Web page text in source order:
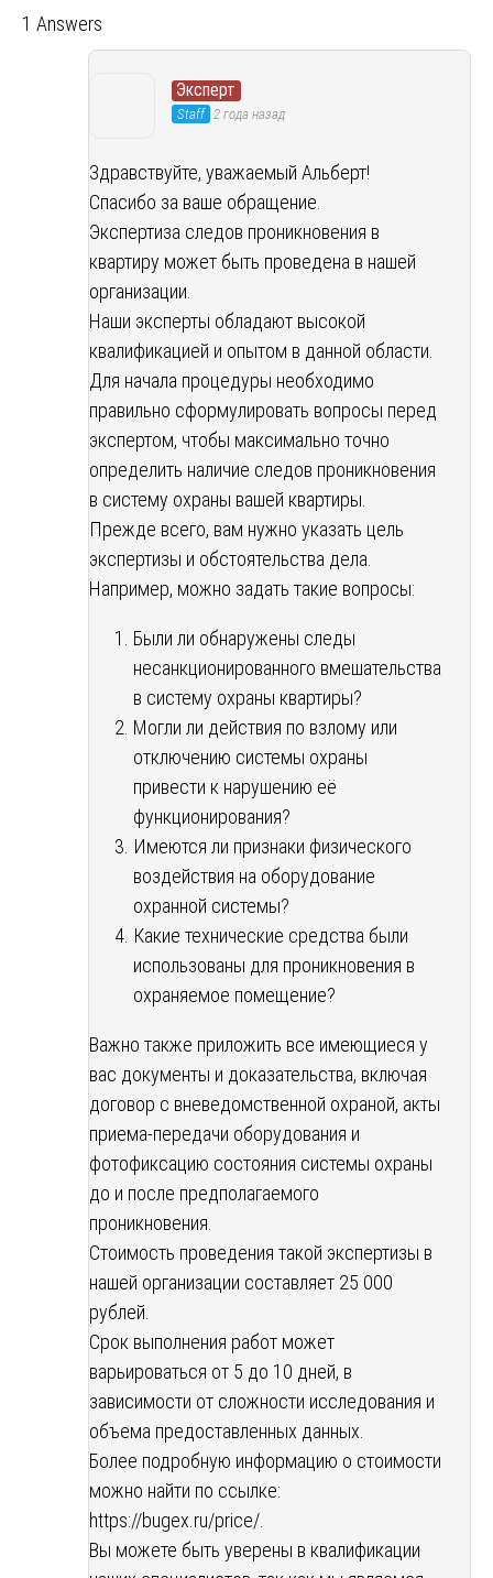
1 Answers
Эксперт
Staff 2 года назад
Здравствуйте, уважаемый Альберт!
Спасибо за ваше обращение.
Экспертиза следов проникновения в
квартиру может быть проведена в нашей
организации.
Наши эксперты обладают высокой
квалификацией и опытом в данной области.
Для начала процедуры необходимо
правильно сформулировать вопросы перед
экспертом, чтобы максимально точно
определить наличие следов проникновения
в систему охраны вашей квартиры.
Прежде всего, вам нужно указать цель
экспертизы и обстоятельства дела.
Например, можно задать такие вопросы:
Были ли обнаружены следы
несанкционированного вмешательства
в систему охраны квартиры?
Могли ли действия по взлому или
отключению системы охраны
привести к нарушению её
функционирования?
Имеются ли признаки физического
воздействия на оборудование
охранной системы?
Какие технические средства были
использованы для проникновения в
охраняемое помещение?
Важно также приложить все имеющиеся у
вас документы и доказательства, включая
договор с вневедомственной охраной, акты
приема-передачи оборудования и
фотофиксацию состояния системы охраны
до и после предполагаемого
проникновения.
Стоимость проведения такой экспертизы в
нашей организации составляет 25 000
рублей.
Срок выполнения работ может
варьироваться от 5 до 10 дней, в
зависимости от сложности исследования и
объема предоставленных данных.
Более подробную информацию о стоимости
можно найти по ссылке:
https://bugex.ru/price/
Вы можете быть уверены в квалификации